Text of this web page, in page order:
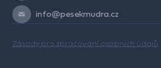
info@pesekmudra.cz
Zásady pro zpracování osobních údajů